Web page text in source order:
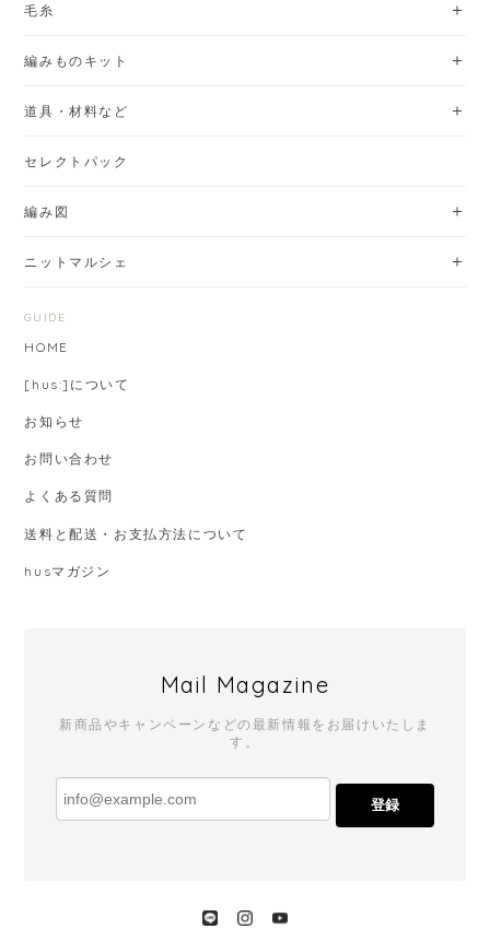
毛糸
編みものキット
道具・材料など
セレクトパック
編み図
ニットマルシェ
GUIDE
HOME
[hus:]について
お知らせ
お問い合わせ
よくある質問
送料と配送・お支払方法について
husマガジン
Mail Magazine
新商品やキャンペーンなどの最新情報をお届けいたしま
す。
登録